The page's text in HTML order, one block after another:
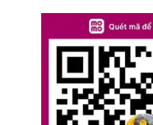
Chap 383
Chap 379
Chap 375
Chap 371